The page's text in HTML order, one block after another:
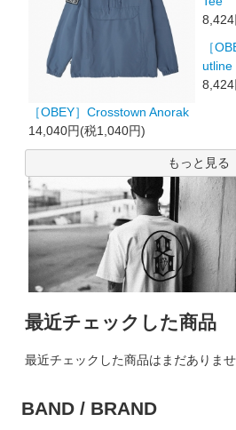
［OBEY］Crosstown Anorak
14,040円(税1,040円)
［
utline
もっと見る
最近チェックした商品
最近チェックした商品はまだありませ
BAND / BRAND